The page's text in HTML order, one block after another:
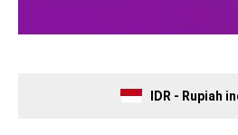
IDR - Rupiah